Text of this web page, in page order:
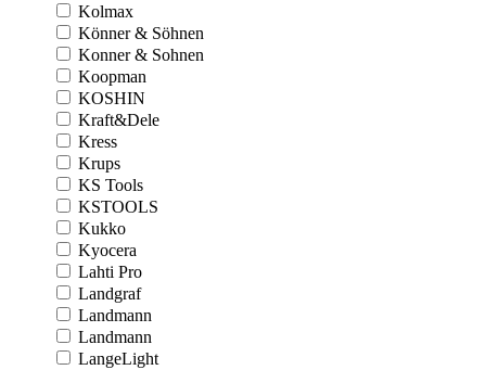
Kolmax
Könner & Söhnen
Konner & Sohnen
Koopman
KOSHIN
Kraft&Dele
Kress
Krups
KS Tools
KSTOOLS
Kukko
Kyocera
Lahti Pro
Landgraf
Landmann
Landmann
LangeLight